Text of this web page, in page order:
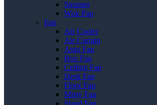
Steamer
Wok Pan
Fan
Air Cooler
Air Curtain
Auto Fan
Box Fan
Ceiling Fan
Desk Fan
Floor Fan
Misty Fan
Stand Fan